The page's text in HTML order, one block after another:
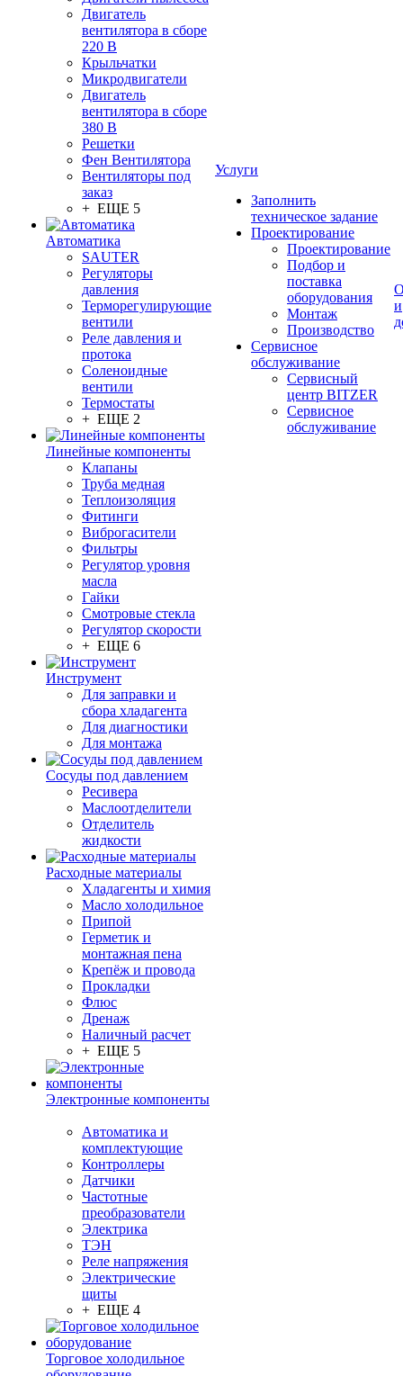
Двигатель
вентилятора в сборе
220 В
Крыльчатки
Микродвигатели
Двигатель
вентилятора в сборе
380 В
Решетки
Фен Вентилятора
Вентиляторы под
заказ
+ ЕЩЕ 5
Автоматика
SAUTER
Регуляторы
давления
Терморегулирующие
вентили
Реле давления и
протока
Соленоидные
вентили
Термостаты
+ ЕЩЕ 2
Линейные компоненты
Клапаны
Труба медная
Теплоизоляция
Фитинги
Виброгасители
Фильтры
Регулятор уровня
масла
Гайки
Смотровые стекла
Регулятор скорости
+ ЕЩЕ 6
Инструмент
Для заправки и
сбора хладагента
Для диагностики
Для монтажа
Сосуды под давлением
Ресивера
Маслоотделители
Отделитель
жидкости
Расходные материалы
Хладагенты и химия
Масло холодильное
Припой
Герметик и
монтажная пена
Крепёж и провода
Прокладки
Флюс
Дренаж
Наличный расчет
+ ЕЩЕ 5
Электронные компоненты
Автоматика и
комплектующие
Контроллеры
Датчики
Частотные
преобразователи
Электрика
ТЭН
Реле напряжения
Электрические
щиты
+ ЕЩЕ 4
Торговое холодильное
Услуги
Заполнить
техническое задание
Проектирование
Проектирование
Подбор и
поставка
оборудования
Монтаж
Производство
Сервисное
обслуживание
Сервисный
центр BITZER
Сервисное
обслуживание
и